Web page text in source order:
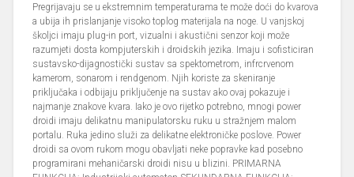
Pregrijavaju se u ekstremnim temperaturama te može doći do kvarova
a ubija ih prislanjanje visoko toplog materijala na noge. U vanjskoj
školjci imaju plug-in port, vizualni i akustični senzor koji može
razumjeti dosta kompjuterskih i droidskih jezika. Imaju i sofisticiran
sustavsko-dijagnostički sustav sa spektometrom, infrcrvenom
kamerom, sonarom i rendgenom. Njih koriste za skeniranje
priključaka i odbijaju priključenje na sustav ako ovaj pokazuje i
najmanje znakove kvara. Iako je ovo rijetko potrebno, mnogi power
droidi imaju delikatnu manipulatorsku ruku u stražnjem malom
portalu. Ruka jedino služi za delikatne elektroničke poslove. Power
droidi sa ovom rukom mogu obavljati neke popravke kad posebno
programirani mehaničarski droidi nisu u blizini. PRIMARNA